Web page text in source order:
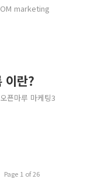
OM marketing
이란?
오픈마루 마케팅3
Page 1 of 26